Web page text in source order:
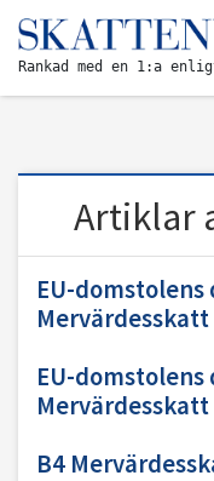
Rankad med en 1:a
Artiklar
EU-domstolens
Mervärdesskatt
EU-
Mervärdesskatt
B4